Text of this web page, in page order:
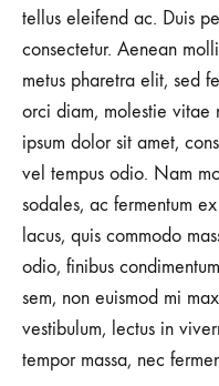
tellus eleifend ac. Duis
consectetur. Aenean
metus pharetra elit, sed
orci diam, molestie vitae
ipsum dolor sit amet,
vel tempus odio. Nam
sodales, ac fermentum
lacus, quis commodo
odio, finibus
sem, non euismod mi
vestibulum, lectus in
tempor massa, nec